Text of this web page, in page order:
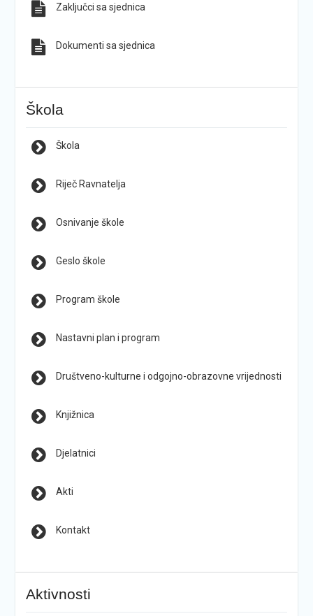
Zaključci sa sjednica
Dokumenti sa sjednica
Škola
Škola
Riječ Ravnatelja
Osnivanje škole
Geslo škole
Program škole
Nastavni plan i program
Društveno-kulturne i odgojno-obrazovne vrijednosti
Knjižnica
Djelatnici
Akti
Kontakt
Aktivnosti